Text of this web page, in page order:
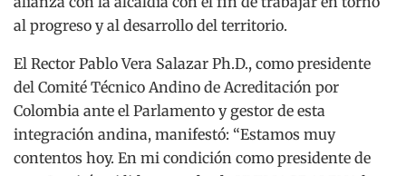
al progreso y al desarrollo del territorio.
El Rector Pablo Vera Salazar Ph.D., como presidente
del Comité Técnico Andino de Acreditación por
Colombia ante el Parlamento y gestor de esta
integración andina, manifestó: “Estamos muy
contentos hoy. En mi condición como presidente de